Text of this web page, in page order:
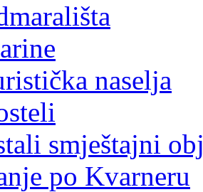
naselja
smještajni
po Kvarneru